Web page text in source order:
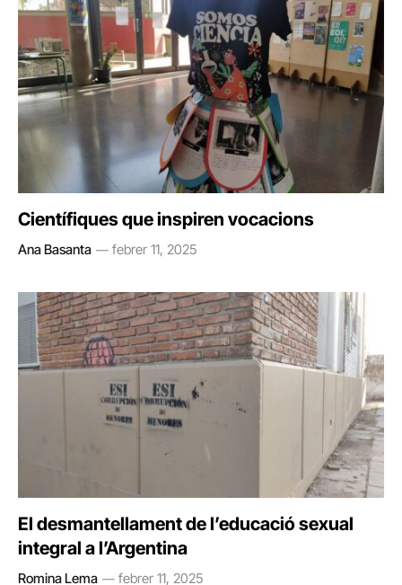
Científiques que inspiren vocacions
Ana Basanta febrer 11, 2025
El desmantellament de l’educació sexual
integral a l’Argentina
Romina Lema febrer 11, 2025